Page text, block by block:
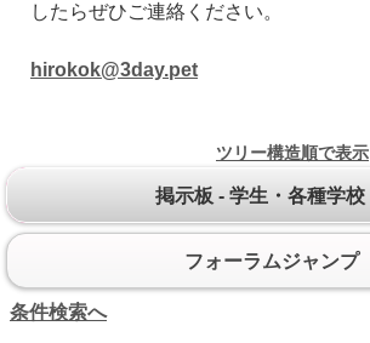
したらぜひご連絡ください。
hirokok@3day.pet
ツリー構造順で表示
掲示板 - 学生・各種学校
フォーラムジャンプ
条件検索へ